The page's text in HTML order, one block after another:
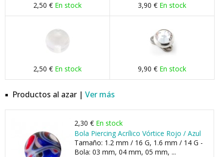
2,50 € En stock 3,90 € En stock
2,50 € En stock 9,90 € En stock
Productos al azar | Ver más
2,30 € En stock
Bola Piercing Acrílico Vórtice Rojo / Azul
Tamaño: 1.2 mm / 16 G, 1.6 mm / 14 G -
Bola: 03 mm, 04 mm, 05 mm, ...